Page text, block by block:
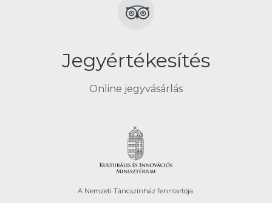
Jegyértékesítés
Online jegyvásárlás
A Nemzeti Táncszínház fenntartója.